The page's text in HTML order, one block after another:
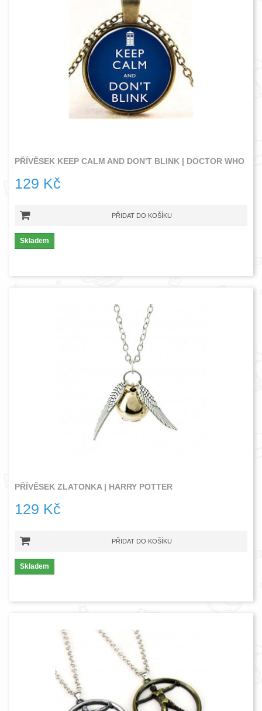
PŘÍVĚSEK KEEP CALM AND DON'T BLINK | DOCTOR WHO
129 Kč
PŘIDAT DO KOŠÍKU
Skladem
PŘÍVĚSEK ZLATONKA | HARRY POTTER
129 Kč
PŘIDAT DO KOŠÍKU
Skladem